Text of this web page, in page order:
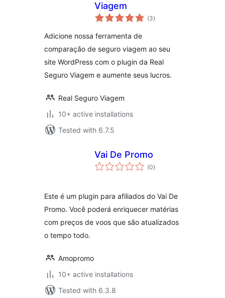
Viagem
(3total
ratings
)
Adicione nossa ferramenta de
comparação de seguro viagem ao seu
site WordPress com o plugin da Real
Seguro Viagem e aumente seus lucros.
Real Seguro Viagem
10+ active installations
Tested with 6.7.5
Vai De Promo
(0total
ratings
)
Este é um plugin para afiliados do Vai De
Promo. Você poderá enriquecer matérias
com preços de voos que são atualizados
o tempo todo.
Amopromo
10+ active installations
Tested with 6.3.8